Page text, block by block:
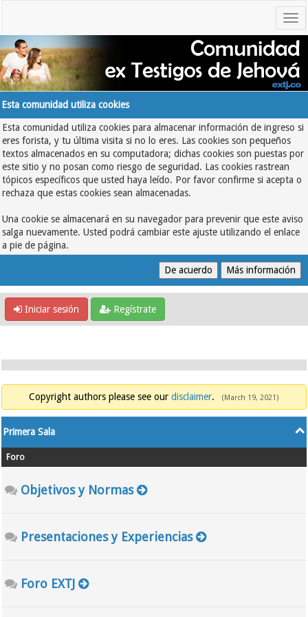
Esta comunidad utiliza cookies
Esta comunidad utiliza cookies para almacenar información de ingreso si
eres forista, y tu última visita si no lo eres. Las cookies son pequeños
textos almacenados en su computadora; dichas cookies son puestas por
este sitio y no posan como riesgo de seguridad. Las cookies rastrean
tópicos específicos que usted haya leído. Por favor confirme si acepta o
rechaza que estas cookies sean almacenadas.
Una cookie se almacenará en su navegador para prevenir que este aviso
salga nuevamente. Usted podrá cambiar este ajuste utilizando el enlace
a pie de página.
Iniciar sesión Regístrate
Copyright authors please see our disclaimer. (March 19, 2021)
Primera Sala
Foro
Objetivos y Normas
Presentaciones y Experiencias
Foro EXTJ